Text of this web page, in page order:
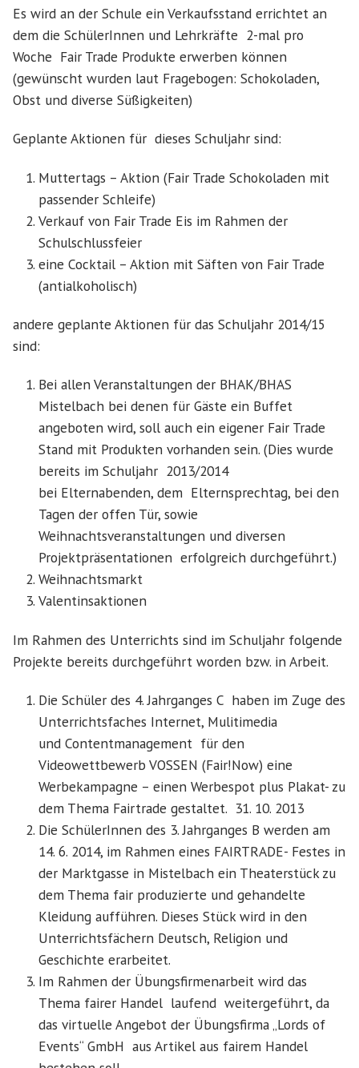
Es wird an der Schule ein Verkaufsstand errichtet an
dem die SchülerInnen und Lehrkräfte 2-mal pro
Woche Fair Trade Produkte erwerben können
(gewünscht wurden laut Fragebogen: Schokoladen,
Obst und diverse Süßigkeiten)
Geplante Aktionen für dieses Schuljahr sind:
Muttertags – Aktion (Fair Trade Schokoladen mit
passender Schleife)
Verkauf von Fair Trade Eis im Rahmen der
Schulschlussfeier
eine Cocktail – Aktion mit Säften von Fair Trade
(antialkoholisch)
andere geplante Aktionen für das Schuljahr 2014/15
sind:
Bei allen Veranstaltungen der BHAK/BHAS
Mistelbach bei denen für Gäste ein Buffet
angeboten wird, soll auch ein eigener Fair Trade
Stand mit Produkten vorhanden sein. (Dies wurde
bereits im Schuljahr 2013/2014
bei Elternabenden, dem Elternsprechtag, bei den
Tagen der offen Tür, sowie
Weihnachtsveranstaltungen und diversen
Projektpräsentationen erfolgreich durchgeführt.)
Weihnachtsmarkt
Valentinsaktionen
Im Rahmen des Unterrichts sind im Schuljahr folgende
Projekte bereits durchgeführt worden bzw. in Arbeit.
Die Schüler des 4. Jahrganges C haben im Zuge des
Unterrichtsfaches Internet, Mulitimedia
und Contentmanagement für den
Videowettbewerb VOSSEN (Fair!Now) eine
Werbekampagne – einen Werbespot plus Plakat- zu
dem Thema Fairtrade gestaltet. 31. 10. 2013
Die SchülerInnen des 3. Jahrganges B werden am
14. 6. 2014, im Rahmen eines FAIRTRADE- Festes in
der Marktgasse in Mistelbach ein Theaterstück zu
dem Thema fair produzierte und gehandelte
Kleidung aufführen. Dieses Stück wird in den
Unterrichtsfächern Deutsch, Religion und
Geschichte erarbeitet.
Im Rahmen der Übungsfirmenarbeit wird das
Thema fairer Handel laufend weitergeführt, da
das virtuelle Angebot der Übungsfirma „Lords of
Events“ GmbH aus Artikel aus fairem Handel